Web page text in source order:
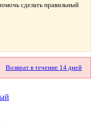
сделать правильный
Возврат в течение 14 дней